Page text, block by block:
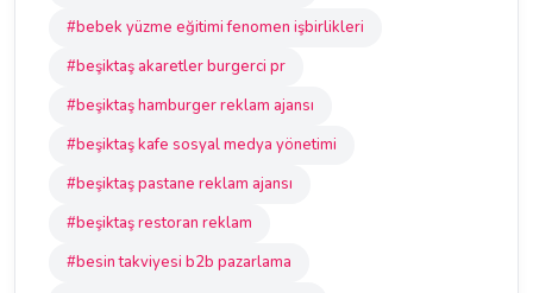
#bebek yüzme eğitimi fenomen işbirlikleri
#beşiktaş akaretler burgerci pr
#beşiktaş hamburger reklam ajansı
#beşiktaş kafe sosyal medya yönetimi
#beşiktaş pastane reklam ajansı
#beşiktaş restoran reklam
#besin takviyesi b2b pazarlama